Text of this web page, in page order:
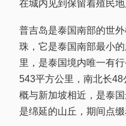
在城内见到保留着殖民地
普吉岛是泰国南部的世
珠，它是泰国南部最小
里，是泰国境内唯一有
543平方公里，南北长
概与新加坡相近，是泰
是绵延的山丘，期间点